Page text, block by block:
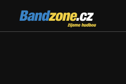
Bandzone.cz
žijeme hudbou